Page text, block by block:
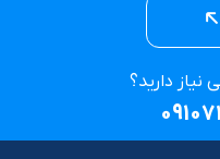
نیاز دارید؟